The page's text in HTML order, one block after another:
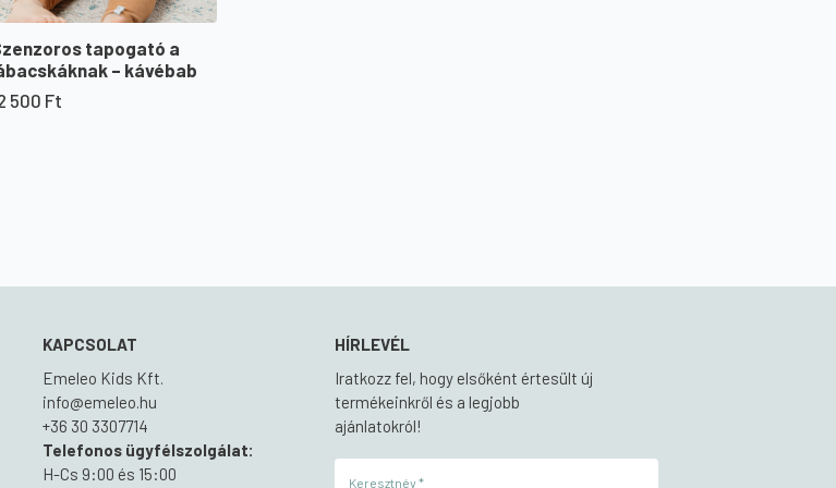
tapogató a
– kávébab
500 Ft
KAPCSOLAT
Emeleo Kids Kft.
info@emeleo.hu
+36 30 3307714
Telefonos ügyfélszolgálat:
H-Cs 9:00 és 15:00
HÍRLEVÉL
Iratkozz fel, hogy elsőként értesült új
termékeinkről és a legjobb
ajánlatokról!